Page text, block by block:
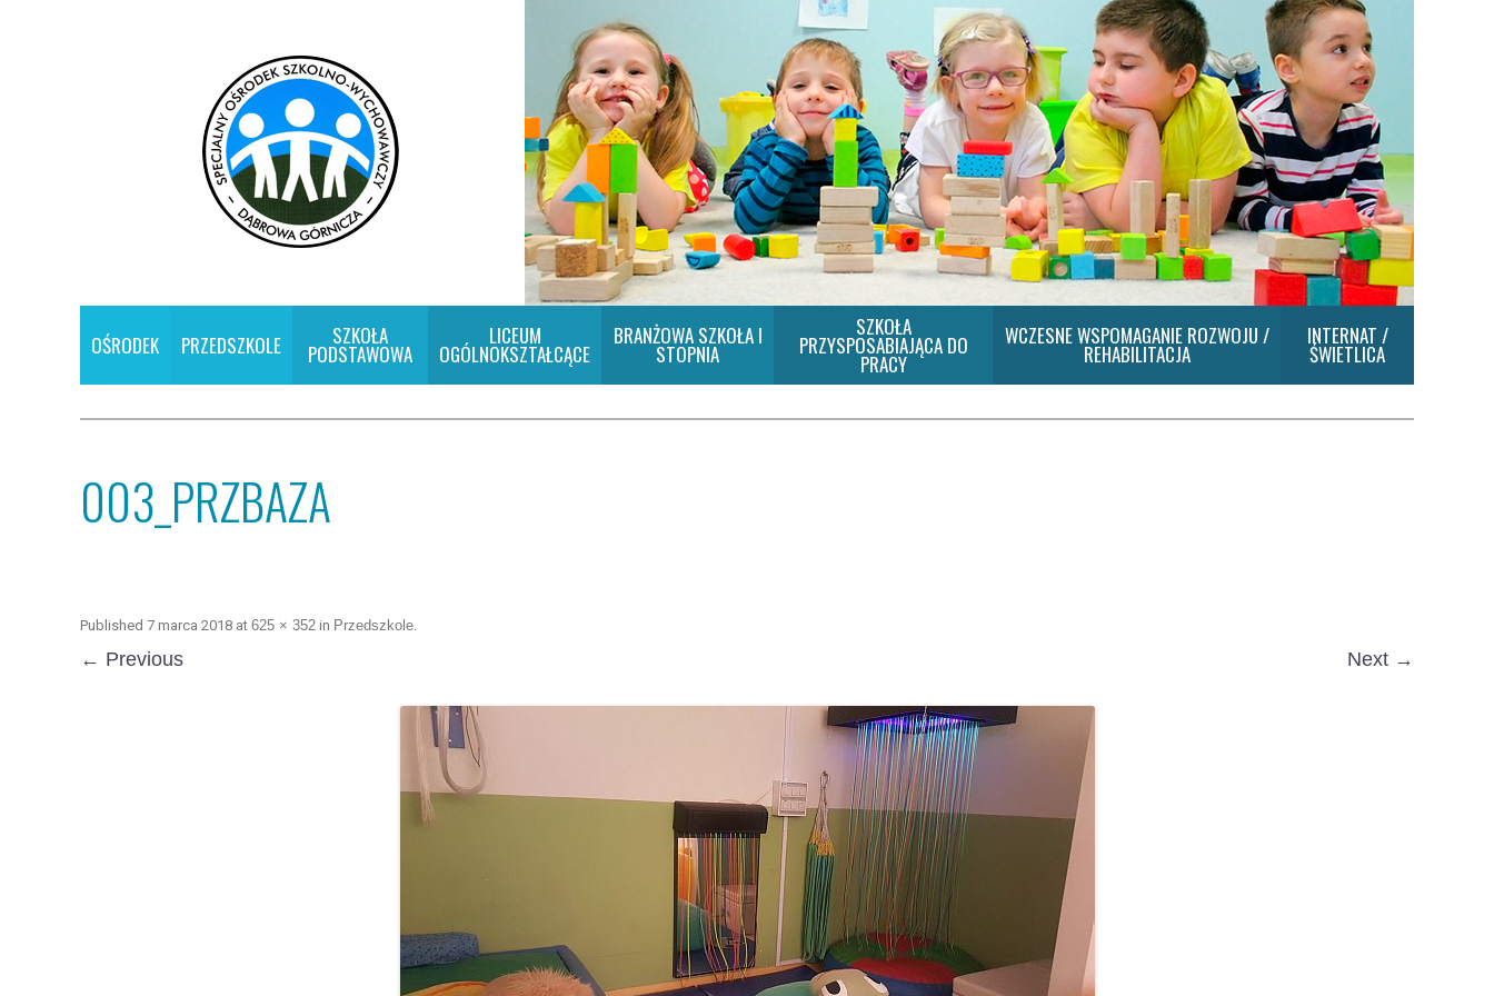
OŚRODEK PRZEDSZKOLE SZKOŁA
PODSTAWOWA
LICEUM
OGÓLNOKSZTAŁCĄCE
BRANŻOWA SZKOŁA I
STOPNIA
SZKOŁA
PRZYSPOSABIAJĄCA DO
PRACY
WCZESNE WSPOMAGANIE ROZWOJU /
REHABILITACJA
INTERNAT /
ŚWIETLICA
003_PRZBAZA
Published 7 marca 2018 at 625 × 352 in Przedszkole.
← Previous Next →